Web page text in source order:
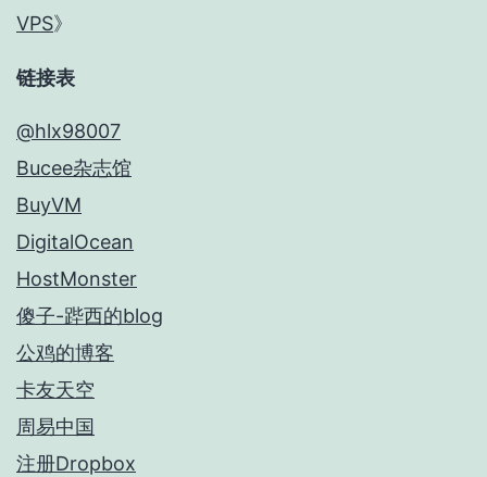
VPS》
链接表
@hlx98007
Bucee杂志馆
BuyVM
DigitalOcean
HostMonster
傻子-跸西的blog
公鸡的博客
卡友天空
周易中国
注册Dropbox